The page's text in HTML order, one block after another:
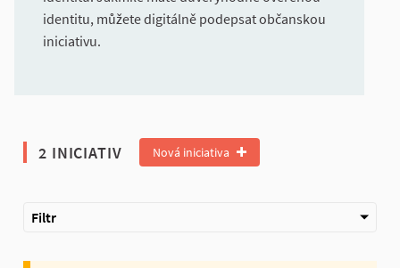
identitu, můžete digitálně podepsat občanskou
iniciativu.
2 INICIATIV Nová iniciativa
Filtr